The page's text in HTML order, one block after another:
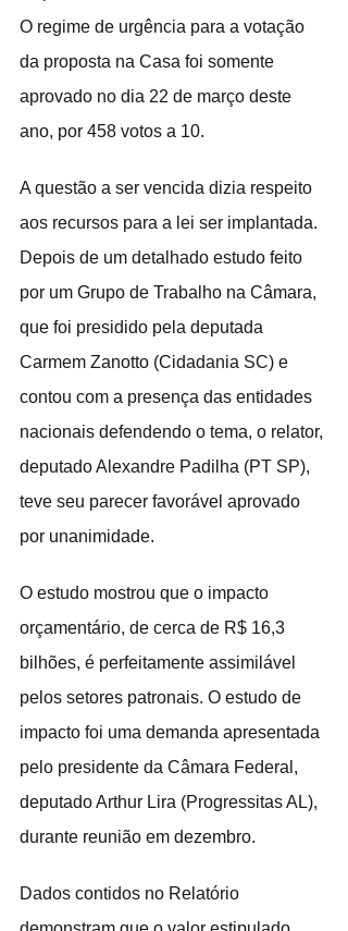
O regime de urgência para a votação
da proposta na Casa foi somente
aprovado no dia 22 de março deste
ano, por 458 votos a 10.
A questão a ser vencida dizia respeito
aos recursos para a lei ser implantada.
Depois de um detalhado estudo feito
por um Grupo de Trabalho na Câmara,
que foi presidido pela deputada
Carmem Zanotto (Cidadania SC) e
contou com a presença das entidades
nacionais defendendo o tema, o relator,
deputado Alexandre Padilha (PT SP),
teve seu parecer favorável aprovado
por unanimidade.
O estudo mostrou que o impacto
orçamentário, de cerca de R$ 16,3
bilhões, é perfeitamente assimilável
pelos setores patronais. O estudo de
impacto foi uma demanda apresentada
pelo presidente da Câmara Federal,
deputado Arthur Lira (Progressitas AL),
durante reunião em dezembro.
Dados contidos no Relatório